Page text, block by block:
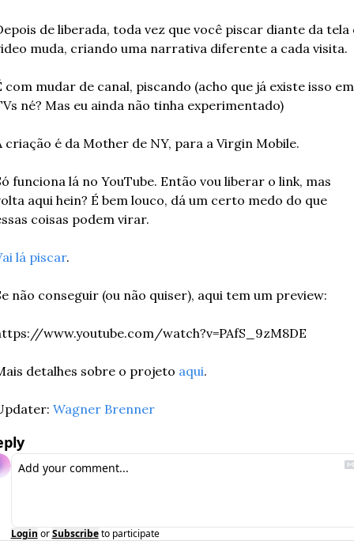
de liberada, toda vez que você piscar diante da tela
muda, criando uma narrativa diferente a cada visita.
com mudar de canal, piscando (acho que já existe isso em
né? Mas eu ainda não tinha experimentado)
criação é da Mother de NY, para a Virgin Mobile.
funciona lá no YouTube. Então vou liberar o link, mas
aqui hein? É bem louco, dá um certo medo do que
coisas podem virar.
lá piscar.
não conseguir (ou não quiser), aqui tem um preview:
www.youtube.com/watch?v=PAfS_9zM8DE
detalhes sobre o projeto aqui.
Wagner Brenner
Login or Subscribe to participate